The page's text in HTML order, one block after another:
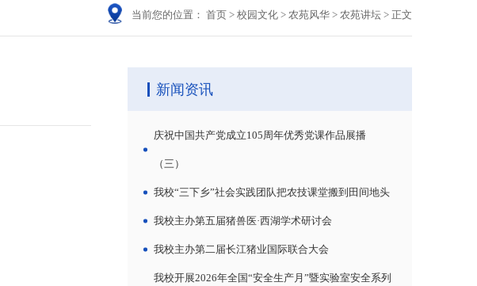
当前您的位置： 首页 > 校园文化 > 农苑风华 > 农苑讲坛 > 正文
新闻资讯
庆祝中国共产党成立105周年优秀党课作品展播
（三）
我校“三下乡”社会实践团队把农技课堂搬到田间地头
我校主办第五届猪兽医·西湖学术研讨会
我校主办第二届长江猪业国际联合大会
我校开展2026年全国“安全生产月”暨实验室安全系列